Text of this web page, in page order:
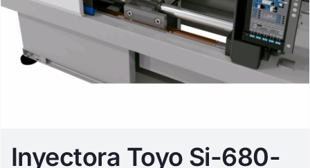
Inyectora Toyo Si-680-